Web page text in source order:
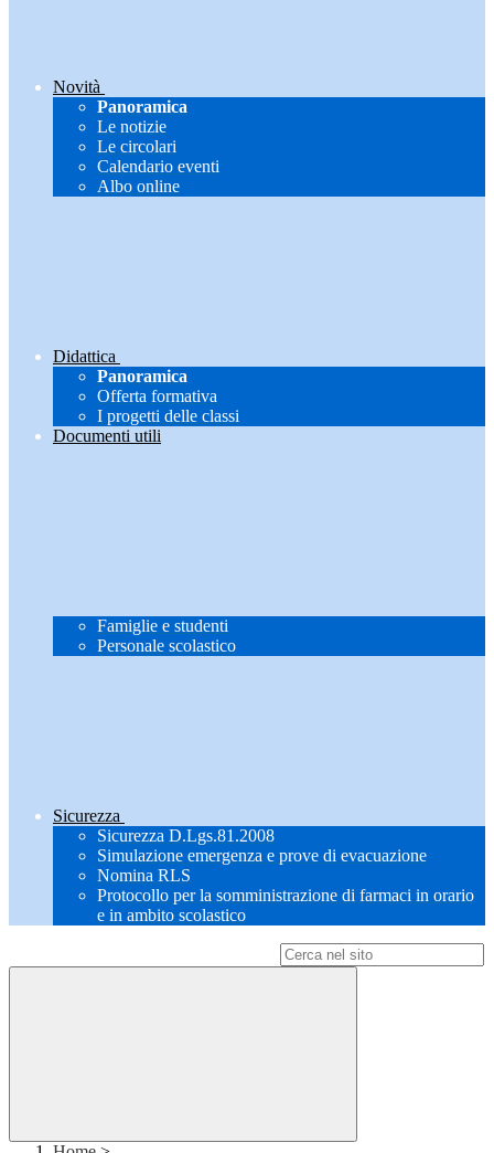
Novità
Panoramica
Le notizie
Le circolari
Calendario eventi
Albo online
Didattica
Panoramica
Offerta formativa
I progetti delle classi
Documenti utili
Famiglie e studenti
Personale scolastico
Sicurezza
Sicurezza D.Lgs.81.2008
Simulazione emergenza e prove di evacuazione
Nomina RLS
Protocollo per la somministrazione di farmaci in orario
e in ambito scolastico